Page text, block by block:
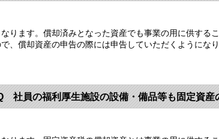
ます。償却済みとなった資産でも事業の用に供する
、償却資産の申告の際には申告していただくようになり
社員の福利厚生施設の設備・備品等も固定資産